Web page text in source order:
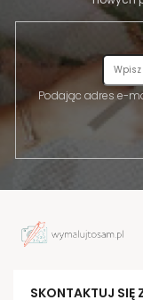
Podając adres e-
SKONTAKTUJ SIĘ